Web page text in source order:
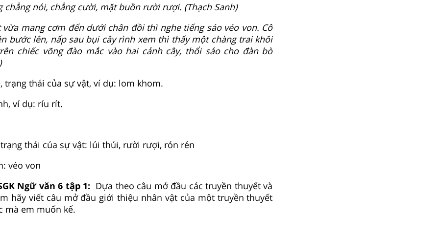
chẳng nói, chẳng cười, mặt buồn rười rượi. (Thạch Sanh)
mang cơm đến dưới chân đồi thì nghe tiếng sáo véo von. Cô
bước lên, nấp sau bụi cây rình xem thì thấy một chàng trai khôi
chiếc võng đào mắc vào hai cảnh cây, thổi sáo cho đàn bò
trạng thái của sự vật, ví dụ: lom khom.
ví dụ: ríu rít.
thái của sự vật: lủi thủi, rười rượi, rón rén
véo von
Ngữ văn 6 tập 1: Dựa theo câu mở đầu các truyền thuyết và
hãy viết câu mở đầu giới thiệu nhân vật của một truyền thuyết
mà em muốn kể.